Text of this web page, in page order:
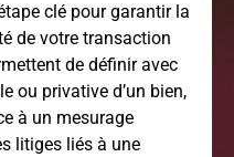
clé pour garantir la
de votre transaction
de définir avec
ou privative d’un bien,
à un mesurage
litiges liés à une